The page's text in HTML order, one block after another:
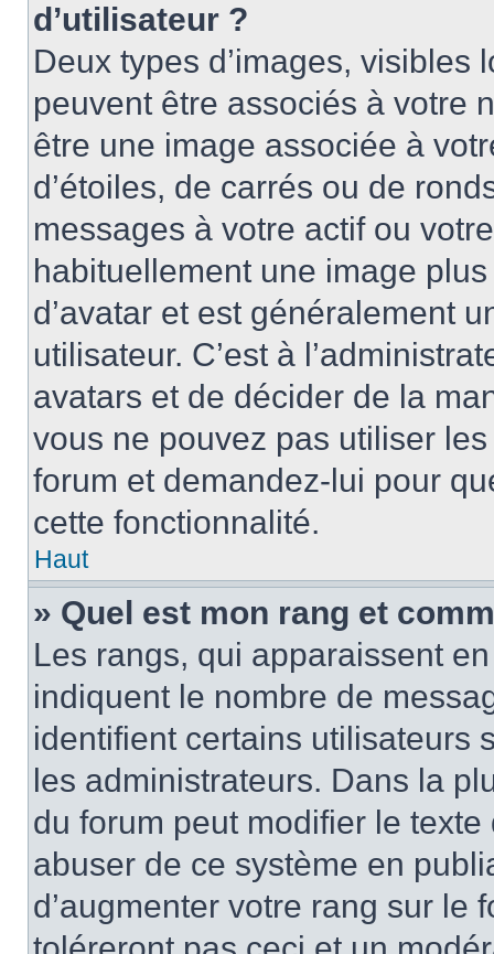
d’utilisateur ?
Deux types d’images,
peuvent être associés à votre
être une image associée à
d’étoiles, de carrés ou de
messages à votre actif ou
habituellement une image
d’avatar et est généralement
utilisateur. C’est à
avatars et de décider de la
vous ne pouvez pas utiliser
forum et demandez-lui pour
cette fonctionnalité.
Haut
» Quel est mon rang et
Les rangs, qui apparaissent
indiquent le nombre de
identifient certains utilisateurs
les administrateurs. Dans la
du forum peut modifier le
abuser de ce système en
d’augmenter votre rang sur le